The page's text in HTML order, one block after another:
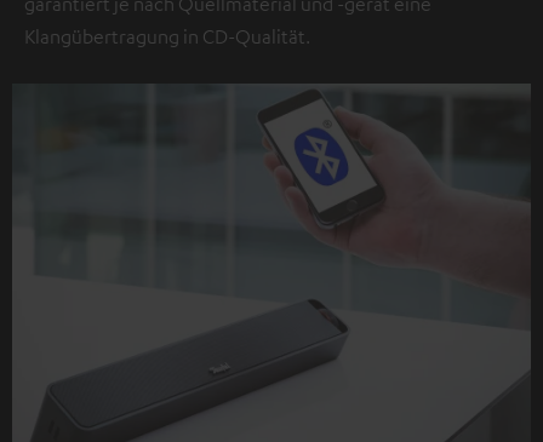
Klangübertragung in CD-Qualität.